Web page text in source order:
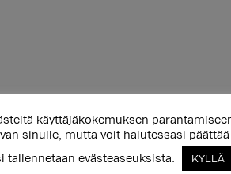
käyttäjäkokemuksen
sinulle, mutta voit halutessasi päättää
tallennetaan evästeaseuksista.
KYLLÄ